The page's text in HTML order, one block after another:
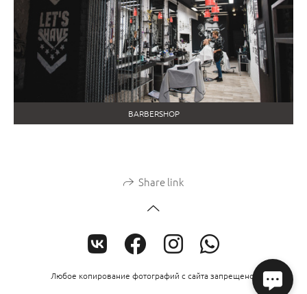
BARBERSHOP
Share link
Любое копирование фотографий с сайта запрещено.